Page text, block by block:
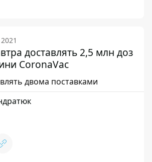
доставлять 2,5 млн доз
CoronaVaс
двома поставками